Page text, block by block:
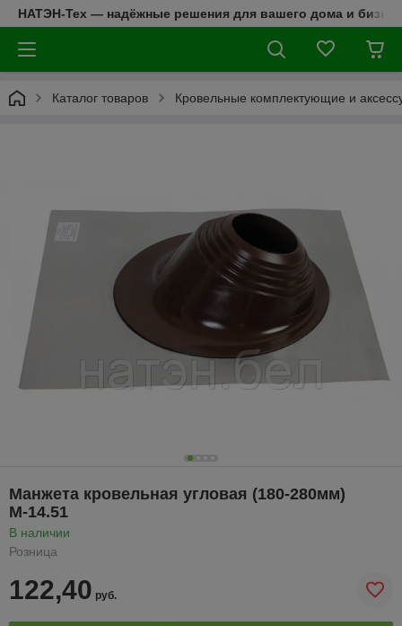
НАТЭН-Тех — надёжные решения для вашего дома и
Каталог товаров Кровельные комплектующие и
Манжета кровельная угловая (180-280мм)
М-14.51
В наличии
Розница
122,40 руб.